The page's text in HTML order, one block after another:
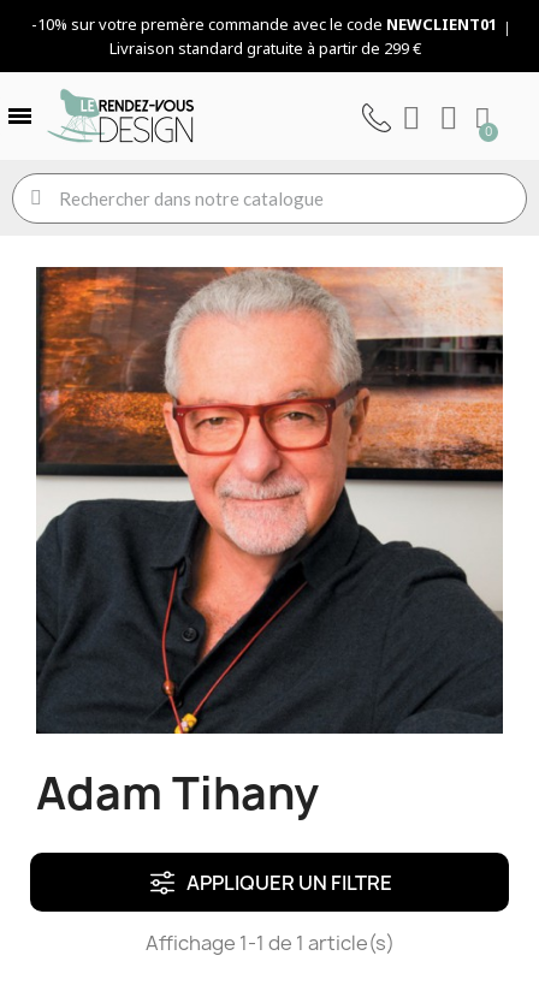
-10% sur votre premère commande avec le code NEWCLIENT01
Livraison standard gratuite à partir de 299 €
Adam Tihany
APPLIQUER UN FILTRE
Affichage 1-1 de 1 article(s)